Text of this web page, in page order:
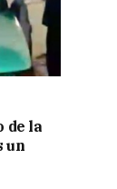
de la
un